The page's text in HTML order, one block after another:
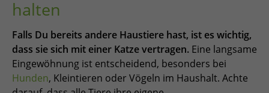
halten
Falls Du bereits andere Haustiere hast, ist es wichtig,
dass sie sich mit einer Katze vertragen. Eine langsame
Eingewöhnung ist entscheidend, besonders bei
Hunden, Kleintieren oder Vögeln im Haushalt. Achte